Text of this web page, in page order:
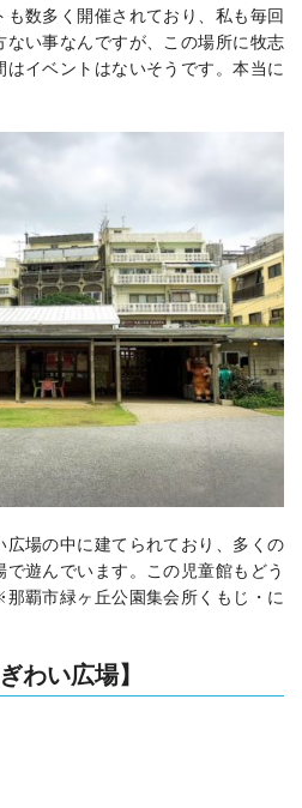
数多く開催されており、私も毎回
ない事なんですが、この場所に牧志
イベントはないそうです。本当に
広場の中に建てられており、多くの
遊んでいます。この児童館もどう
那覇市緑ヶ丘公園集会所くもじ・に
わい広場】